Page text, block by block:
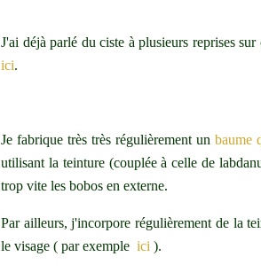
J'ai déjà parlé du ciste à plusieurs reprises
ici.
Je fabrique très très régulièrement un baume
utilisant la teinture (couplée à celle de
trop vite les bobos en externe.
Par ailleurs, j'incorpore régulièrement de la
le visage ( par exemple ici ).